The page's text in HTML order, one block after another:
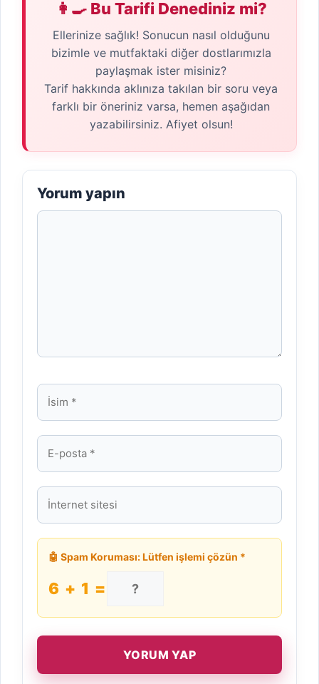
👩‍🍳 Bu Tarifi Denediniz mi?
Ellerinize sağlık! Sonucun nasıl olduğunu
bizimle ve mutfaktaki diğer dostlarımızla
paylaşmak ister misiniz?
Tarif hakkında aklınıza takılan bir soru veya
farklı bir öneriniz varsa, hemen aşağıdan
yazabilirsiniz. Afiyet olsun!
Yorum yapın
Yorum
İsim
E-
posta
İnternet
sitesi
🤖 Spam Koruması: Lütfen işlemi çözün *
6 + 1 =